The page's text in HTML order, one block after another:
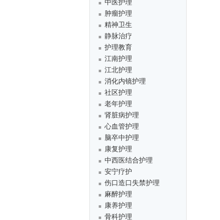
中医护理
肿瘤护理
精神卫生
静脉治疗
护理教育
江南护理
江北护理
消化内镜护理
社区护理
老年护理
肾脏病护理
心血管护理
脑卒中护理
康复护理
中西医结合护理
安宁疗护
伤口造口失禁护理
麻醉护理
康养护理
骨科护理